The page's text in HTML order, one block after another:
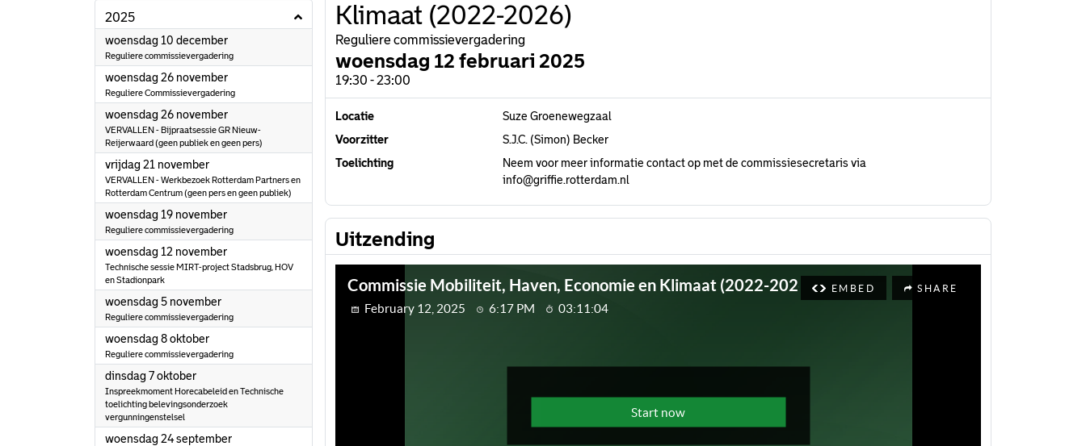
2025
woensdag 10 december2025
Reguliere commissievergadering
woensdag 26 november2025
Reguliere Commissievergadering
woensdag 26 november2025
VERVALLEN - Bijpraatsessie GR Nieuw-
Reijerwaard (geen publiek en geen pers)
vrijdag 21 november2025
VERVALLEN - Werkbezoek Rotterdam Partners en
Rotterdam Centrum (geen pers en geen publiek)
woensdag 19 november2025
Reguliere commissievergadering
woensdag 12 november2025
Technische sessie MIRT-project Stadsbrug, HOV
en Stadionpark
woensdag 5 november2025
Reguliere commissievergadering
woensdag 8 oktober2025
Reguliere commissievergadering
dinsdag 7 oktober2025
Inspreekmoment Horecabeleid en Technische
toelichting belevingsonderzoek
vergunningenstelsel
woensdag 24 september2025
Klimaat (2022-2026)
Reguliere commissievergadering
woensdag 12 februari 2025
19:30 - 23:00
Locatie
Suze Groenewegzaal
Voorzitter
S.J.C. (Simon) Becker
Toelichting
Neem voor meer informatie contact op met de commissiesecretaris via
info@griffie.rotterdam.nl
Uitzending